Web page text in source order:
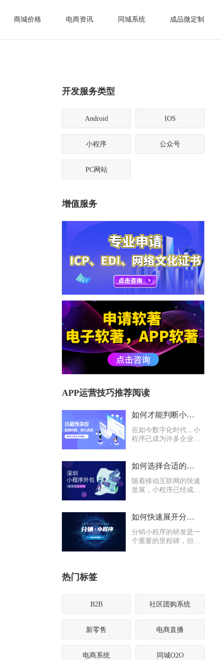
商城价格 电商资讯 同城系统 成品微定制
开发服务类型
Android IOS
小程序 公众号
PC网站
增值服务
APP运营技巧推荐阅读
如何才能判断小程序外包公司好与不好？
在如今数字化时代，小
程序已成为许多企业与
业来说，开发小程序可
队，这就需要考虑选择
外包公司进行合作。
如何选择合适的深圳小程序外包合作伙伴
随着移动互联网的快速
发展，小程序已经成为
于一些规模较小或资源
和维护一个小程序可能
是一项巨大的挑战。
如何快速展开分销小程序的地推工作？
分销小程序的研发是一
个重要的里程碑，但仅
热门标签
B2B 社区团购系统
新零售 电商直播
电商系统 同城O2O